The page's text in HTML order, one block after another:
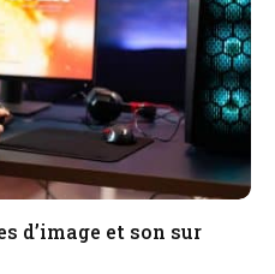
d’image et son sur